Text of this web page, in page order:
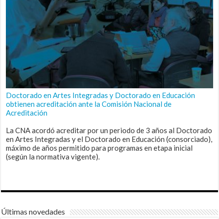
Doctorado en Artes Integradas y Doctorado en Educación
obtienen acreditación ante la Comisión Nacional de
Acreditación
La CNA acordó acreditar por un periodo de 3 años al Doctorado
en Artes Integradas y el Doctorado en Educación (consorciado),
máximo de años permitido para programas en etapa inicial
(según la normativa vigente).
Últimas novedades